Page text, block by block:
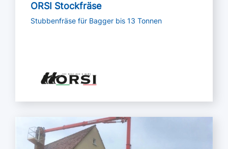
ORSI Stockfräse
Stubbenfräse für Bagger bis 13 Tonnen